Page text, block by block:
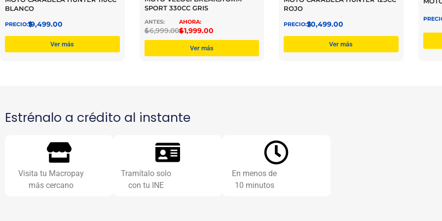
BLANCO
$
19,499.00
Ver más
SPORT 330CC GRIS
$
46,999.00$
41,999.00
Ver más
ROJO
$
20,499.00
Ver más
Estrénalo a crédito al instante
Visita tu Macropay
más cercano
Tramítalo solo
con tu INE
En menos de
10 minutos